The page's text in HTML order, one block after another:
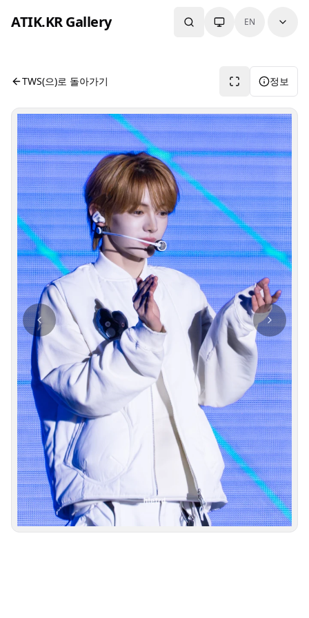
ATIK.KR Gallery EN
#HANJIN #Color in Music Festival
사진 뷰어입니다. 버튼으로 전체화면, 공유, 정보 보기를 사용
TWS(으)로 돌아가기 정보
사진 탐색 가능